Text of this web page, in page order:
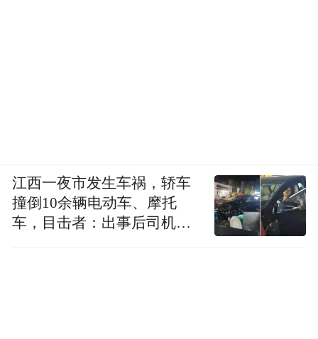
江西一夜市发生车祸，轿车
撞倒10余辆电动车、摩托
车，目击者：出事后司机一